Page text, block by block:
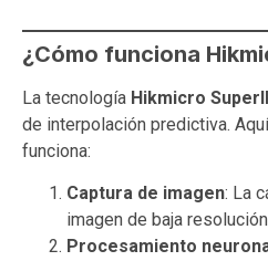
¿Cómo funciona
La tecnología Hikmicro
de interpolación predictiva.
funciona:
Captura de imagen: La
imagen de baja
Procesamiento